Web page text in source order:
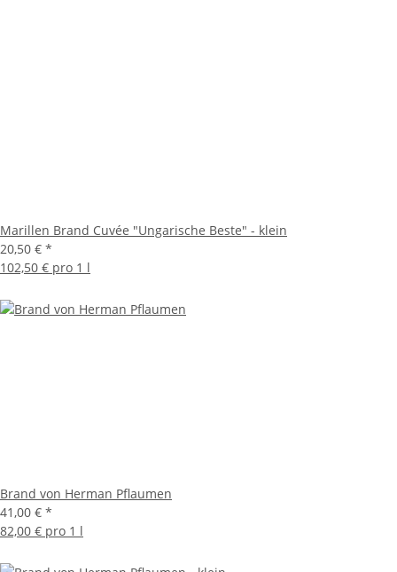
Marillen Brand Cuvée "Ungarische Beste" - klein
20,50 € *
102,50 € pro 1 l
Brand von Herman Pflaumen
41,00 € *
82,00 € pro 1 l